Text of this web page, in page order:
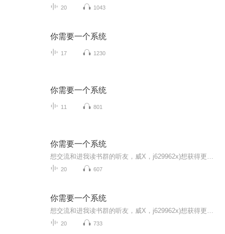
20 1043
你需要一个系统
17 1230
你需要一个系统
11 801
你需要一个系统
20 607
你需要一个系统
20 733